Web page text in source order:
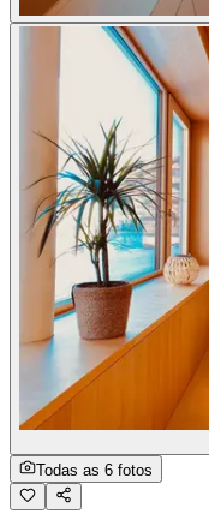
Todas as 6 fotos